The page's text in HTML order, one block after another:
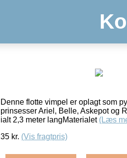
Denne flotte vimpel er oplagt som
prinsesser Ariel, Belle, Askepot og
ialt 2,3 meter langMaterialet (Læs
35 kr. (Vis fragtpris)